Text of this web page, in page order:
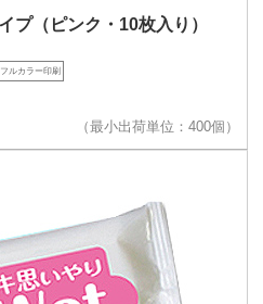
プ（ピンク・10枚入り）
フルカラー印刷
（最小出荷単位：400個）